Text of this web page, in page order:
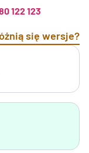
122 123
się wersje?